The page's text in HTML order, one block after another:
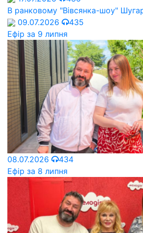
В ранковому "Вівсянка-шоу"
09.07.2026
435
Ефір за 9 липня
08.07.2026
434
Ефір за 8 липня